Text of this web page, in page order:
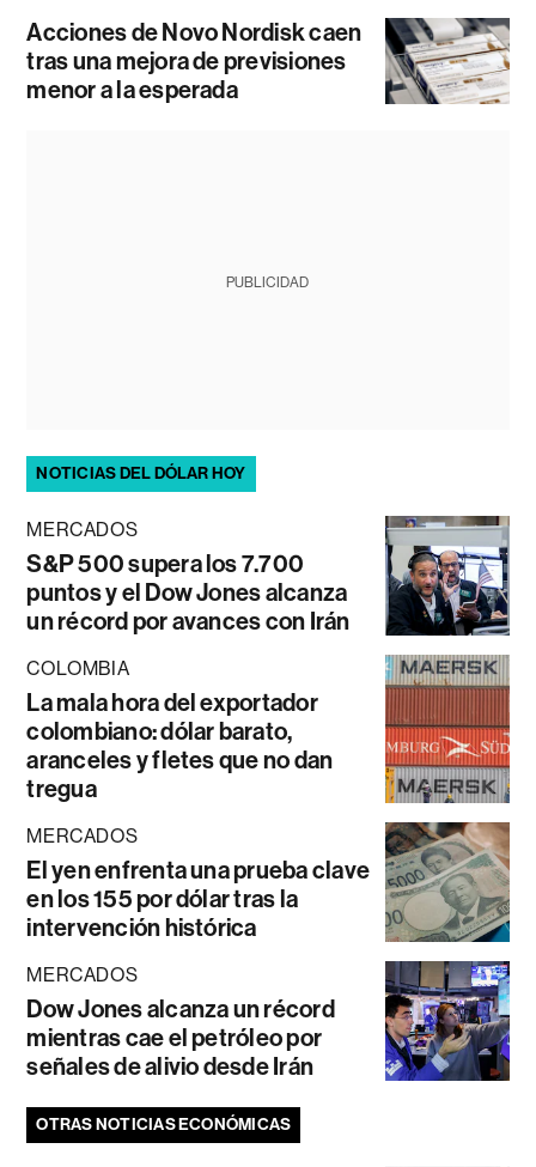
Acciones de Novo Nordisk caen
tras una mejora de previsiones
menor a la esperada
PUBLICIDAD
NOTICIAS DEL DÓLAR HOY
MERCADOS
S&P 500 supera los 7.700
puntos y el Dow Jones alcanza
un récord por avances con Irán
COLOMBIA
La mala hora del exportador
colombiano: dólar barato,
aranceles y fletes que no dan
tregua
MERCADOS
El yen enfrenta una prueba clave
en los 155 por dólar tras la
intervención histórica
MERCADOS
Dow Jones alcanza un récord
mientras cae el petróleo por
señales de alivio desde Irán
OTRAS NOTICIAS ECONÓMICAS